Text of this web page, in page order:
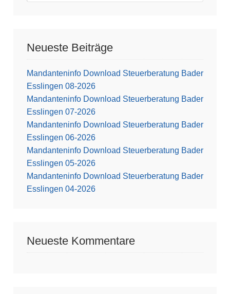
Neueste Beiträge
Mandanteninfo Download Steuerberatung Bader
Esslingen 08-2026
Mandanteninfo Download Steuerberatung Bader
Esslingen 07-2026
Mandanteninfo Download Steuerberatung Bader
Esslingen 06-2026
Mandanteninfo Download Steuerberatung Bader
Esslingen 05-2026
Mandanteninfo Download Steuerberatung Bader
Esslingen 04-2026
Neueste Kommentare